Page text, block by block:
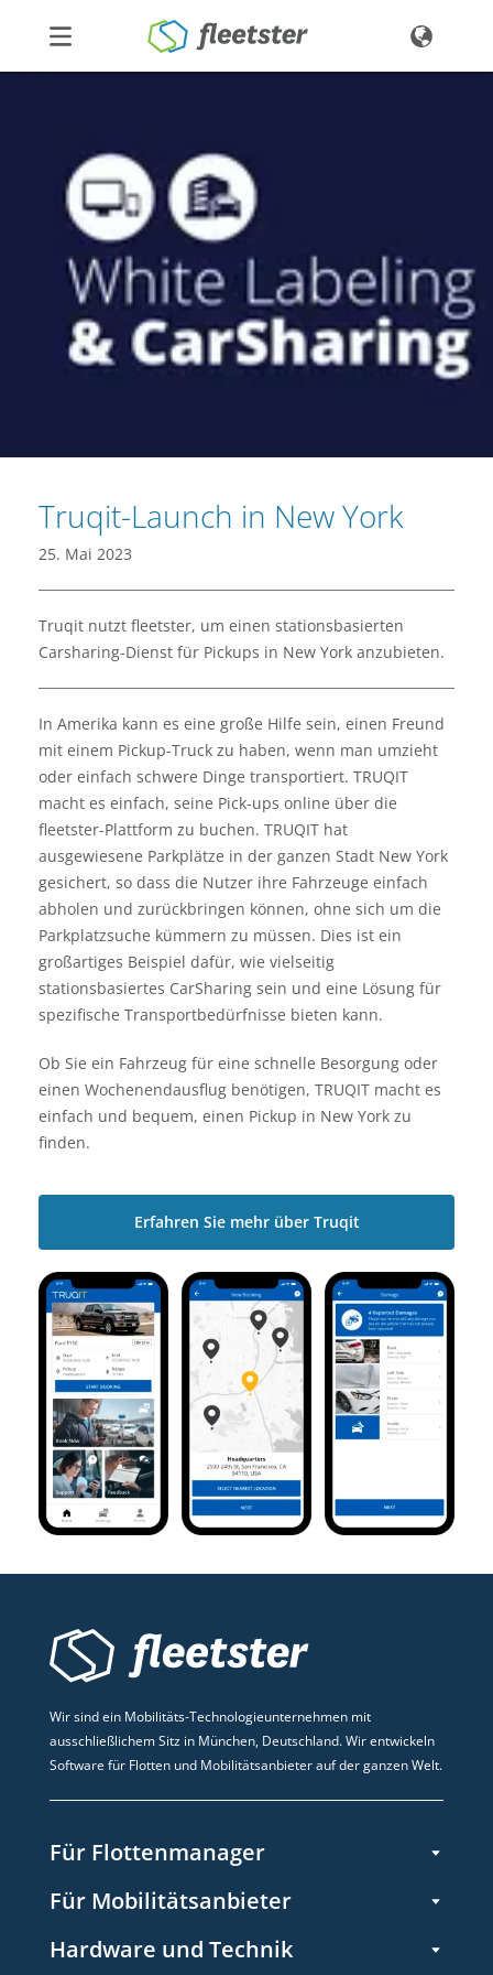
Über uns
Kontakt
Demo Login
Truqit-Launch in New York
25. Mai 2023
Truqit nutzt fleetster, um einen stationsbasierten
Carsharing-Dienst für Pickups in New York anzubieten.
In Amerika kann es eine große Hilfe sein, einen Freund
mit einem Pickup-Truck zu haben, wenn man umzieht
oder einfach schwere Dinge transportiert. TRUQIT
macht es einfach, seine Pick-ups online über die
fleetster-Plattform zu buchen. TRUQIT hat
ausgewiesene Parkplätze in der ganzen Stadt New York
gesichert, so dass die Nutzer ihre Fahrzeuge einfach
abholen und zurückbringen können, ohne sich um die
Parkplatzsuche kümmern zu müssen. Dies ist ein
großartiges Beispiel dafür, wie vielseitig
stationsbasiertes CarSharing sein und eine Lösung für
spezifische Transportbedürfnisse bieten kann.
Ob Sie ein Fahrzeug für eine schnelle Besorgung oder
einen Wochenendausflug benötigen, TRUQIT macht es
einfach und bequem, einen Pickup in New York zu
finden.
Erfahren Sie mehr über Truqit
Wir sind ein Mobilitäts-Technologieunternehmen mit
ausschließlichem Sitz in München, Deutschland. Wir entwickeln
Software für Flotten und Mobilitätsanbieter auf der ganzen Welt.
Für Flottenmanager
Für Mobilitätsanbieter
Hardware und Technik